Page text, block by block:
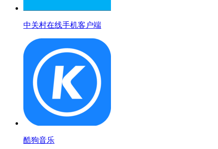
中关村在线手机客户端
酷狗音乐